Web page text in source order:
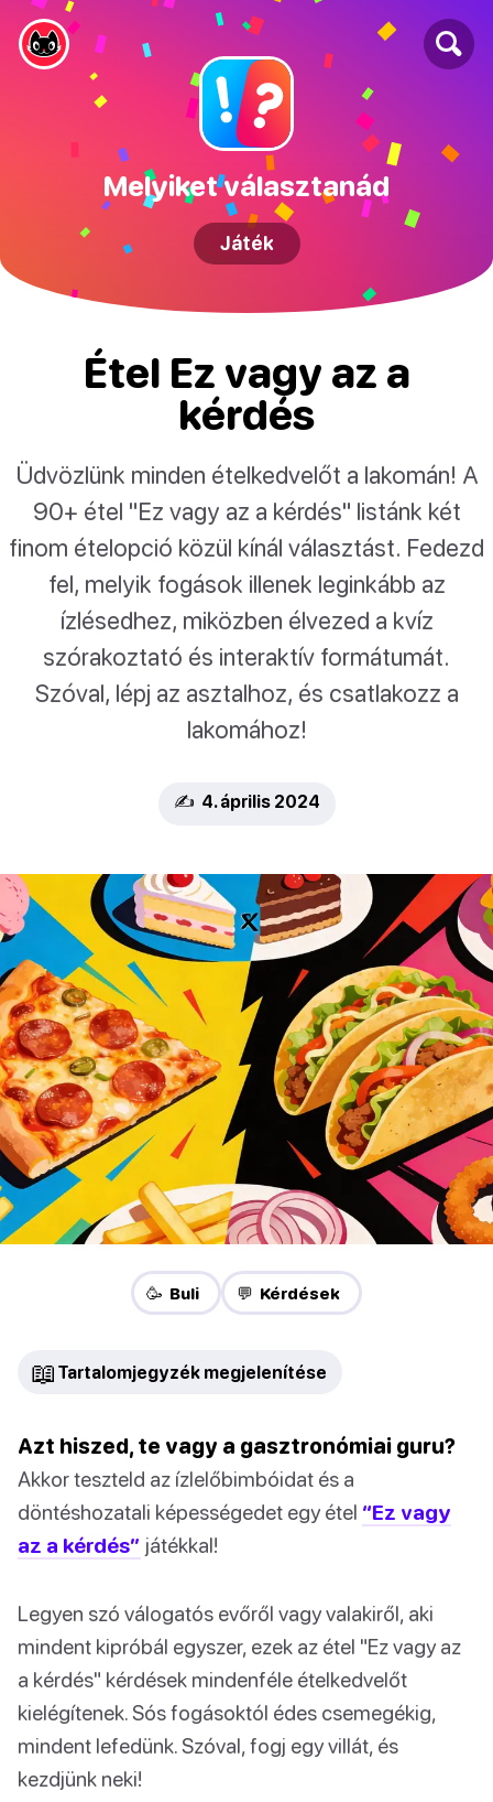
Melyiket választanád
Játék
Étel Ez vagy az a
kérdés
Üdvözlünk minden ételkedvelőt a lakomán! A
90+ étel "Ez vagy az a kérdés" listánk két
finom ételopció közül kínál választást. Fedezd
fel, melyik fogások illenek leginkább az
ízlésedhez, miközben élvezed a kvíz
szórakoztató és interaktív formátumát.
Szóval, lépj az asztalhoz, és csatlakozz a
lakomához!
✍️ 4. április 2024
🥳 Buli 💬 Kérdések
📖 Tartalomjegyzék megjelenítése
Azt hiszed, te vagy a gasztronómiai guru?
Akkor teszteld az ízlelőbimbóidat és a
döntéshozatali képességedet egy étel “Ez vagy
az a kérdés” játékkal!
Legyen szó válogatós evőről vagy valakiről, aki
mindent kipróbál egyszer, ezek az étel "Ez vagy az
a kérdés" kérdések mindenféle ételkedvelőt
kielégítenek. Sós fogásoktól édes csemegékig,
mindent lefedünk. Szóval, fogj egy villát, és
kezdjünk neki!